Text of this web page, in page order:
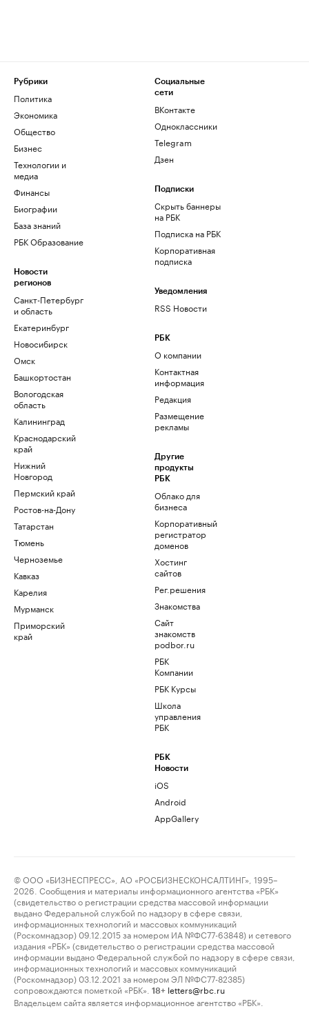
Рубрики
Политика
Экономика
Общество
Бизнес
Технологии и
медиа
Финансы
Биографии
База знаний
РБК Образование
Новости
регионов
Санкт-Петербург
и область
Екатеринбург
Новосибирск
Омск
Башкортостан
Вологодская
область
Калининград
Краснодарский
край
Нижний
Новгород
Пермский край
Ростов-на-Дону
Татарстан
Тюмень
Черноземье
Кавказ
Карелия
Мурманск
Приморский
край
Социальные
сети
ВКонтакте
Одноклассники
Telegram
Дзен
Подписки
Скрыть баннеры
на РБК
Подписка на РБК
Корпоративная
подписка
Уведомления
RSS Новости
РБК
О компании
Контактная
информация
Редакция
Размещение
рекламы
Другие
продукты
РБК
Облако для
бизнеса
Корпоративный
регистратор
доменов
Хостинг
сайтов
Рег.решения
Знакомства
Сайт
знакомств
podbor.ru
РБК
Компании
РБК Курсы
Школа
управления
РБК
РБК
Новости
iOS
Android
AppGallery
© ООО «БИЗНЕСПРЕСС», АО «РОСБИЗНЕСКОНСАЛТИНГ», 1995–
2026. Сообщения и материалы информационного агентства «РБК»
(свидетельство о регистрации средства массовой информации
выдано Федеральной службой по надзору в сфере связи,
информационных технологий и массовых коммуникаций
(Роскомнадзор) 09.12.2015 за номером ИА №ФС77-63848) и сетевого
издания «РБК» (свидетельство о регистрации средства массовой
информации выдано Федеральной службой по надзору в сфере связи,
информационных технологий и массовых коммуникаций
(Роскомнадзор) 03.12.2021 за номером ЭЛ №ФС77-82385)
сопровождаются пометкой «РБК».
18+ letters@rbc.ru
Владельцем сайта является информационное агентство «РБК».